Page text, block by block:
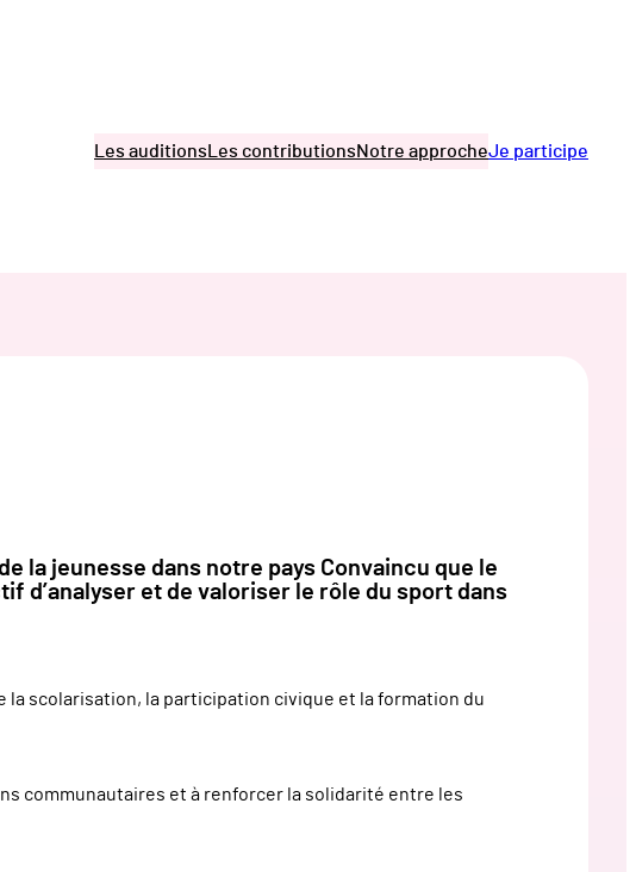
Les auditions Les contributionsNotre approcheJe participe
la jeunesse dans notre pays Convaincu que le
d’analyser et de valoriser le rôle du sport dans
la scolarisation, la participation civique et la formation du
communautaires et à renforcer la solidarité entre les